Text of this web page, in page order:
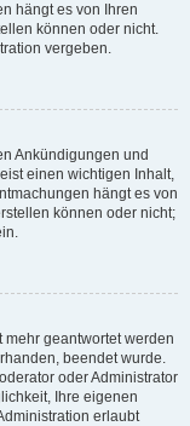
hängt es von Ihren
können oder nicht.
vergeben.
Ankündigungen und
einen wichtigen Inhalt,
hängt es von
können oder nicht;
geantwortet werden
beendet wurde.
oder Administrator
Ihre eigenen
erlaubt